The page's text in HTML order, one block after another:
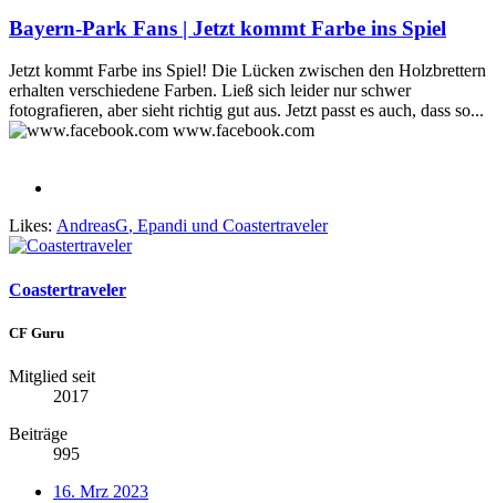
Bayern-Park Fans | Jetzt kommt Farbe ins Spiel
Jetzt kommt Farbe ins Spiel! Die Lücken zwischen den Holzbrettern
erhalten verschiedene Farben. Ließ sich leider nur schwer
fotografieren, aber sieht richtig gut aus. Jetzt passt es auch, dass so...
www.facebook.com
Likes: AndreasG, Epandi und Coastertraveler
Coastertraveler
CF Guru
Mitglied seit
2017
Beiträge
995
16. Mrz 2023